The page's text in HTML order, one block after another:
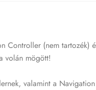
(nem tartozék)
volán mögött!
valamint a